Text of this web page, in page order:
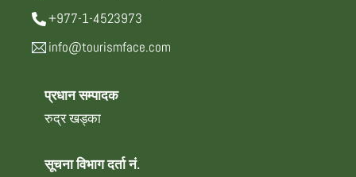
+977-1-4523973
info@tourismface.com
प्रधान सम्पादक
रुद्र खड्का
सूचना विभाग दर्ता नं.